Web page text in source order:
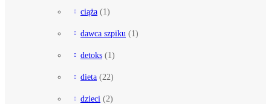
ciąża (1)
dawca szpiku (1)
detoks (1)
dieta (22)
dzieci (2)